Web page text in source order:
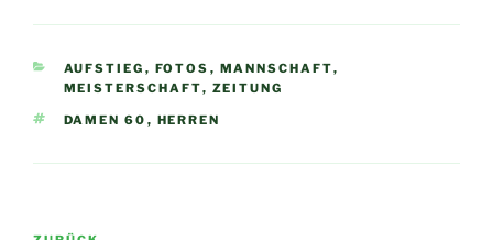
KATEGORIEN
AUFSTIEG , FOTOS , MANNSCHAFT,
MEISTERSCHAFT, ZEITUNG
SCHLAGWÖRTER
DAMEN 60 , HERREN
Beitragsnavigation